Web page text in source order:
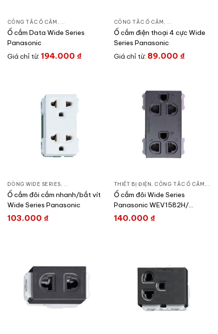
CÔNG TẮC Ổ CẮM , DÒNG WIDE SERIES ,THIẾT BỊ ĐIỆN
Ổ cắm Data Wide Series
Panasonic
Giá chỉ từ: 194.000 ₫
CÔNG TẮC Ổ CẮM , DÒNG WIDE
Ổ cắm điện thoại 4 cực Wide
Series Panasonic
Giá chỉ từ: 89.000 ₫
DÒNG WIDE SERIES, CÔNG TẮC Ổ CẮM,THIẾT BỊ ĐIỆN
Ổ cắm đôi cắm nhanh/bắt vít
Wide Series Panasonic
103.000 ₫
THIẾT BỊ ĐIỆN, CÔNG TẮC Ổ CẮM ,
Ổ cắm đôi Wide Series
Panasonic WEV1582H/
WEV1582-7H
140.000 ₫